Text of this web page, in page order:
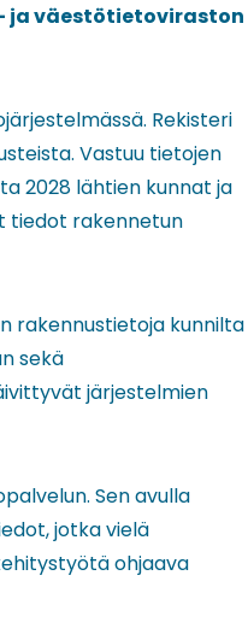
ja väestötietoviraston
Rekisteri
Vastuu tietojen
2028 lähtien kunnat ja
tiedot rakennetun
rakennustietoja kunnilta
sekä
järjestelmien
Sen avulla
jotka vielä
ohjaava